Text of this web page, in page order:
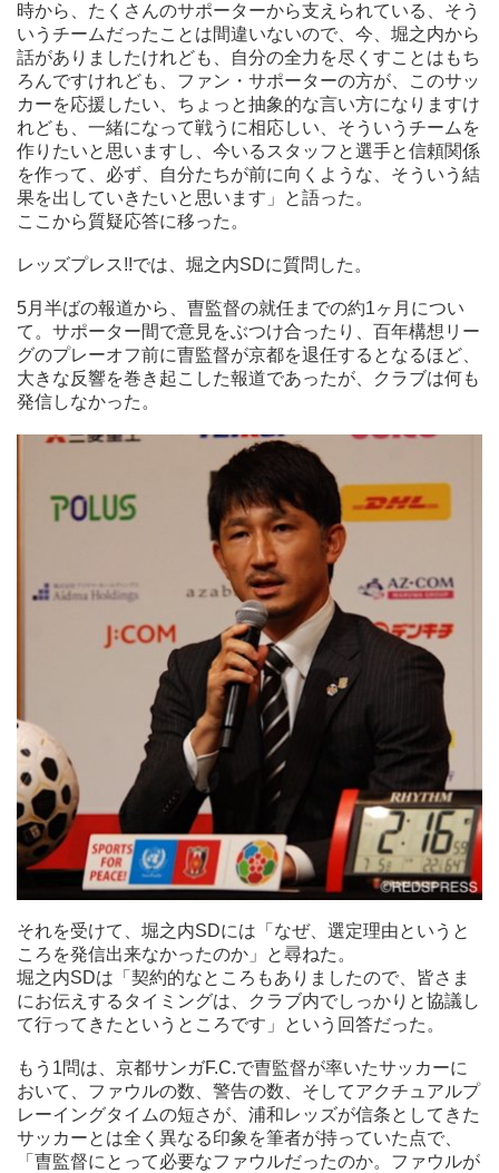
レッズプレス!!では、堀之内SDに質問した。
5月半ばの報道から、曺監督の就任までの約1ヶ月について。サ
ポーター間で意見をぶつけ合ったり、百年構想リーグのプレー
オフ前に曺監督が京都を退任するとなるほど、大きな反響を巻
き起こした報道であったが、クラブは何も発信しなかった。
それを受けて、堀之内SDには「なぜ、選定理由というところ
を発信出来なかったのか」と尋ねた。
堀之内SDは「契約的なところもありましたので、皆さまにお
伝えするタイミングは、クラブ内でしっかりと協議して行って
きたというところです」という回答だった。
もう1問は、京都サンガF.C.で曺監督が率いたサッカーにおい
て、ファウルの数、警告の数、そしてアクチュアルプレーイン
グタイムの短さが、浦和レッズが信条としてきたサッカーとは
要なファウルだったのか。ファウルが起こるシチュエーション
や位置について、どのように考察してきたか」を尋ねた。
時から、たくさんのサポーターから支えられている、そう
いうチームだったことは間違いないので、今、堀之内から
話がありましたけれども、自分の全力を尽くすことはもち
ろんですけれども、ファン・サポーターの方が、このサッ
カーを応援したい、ちょっと抽象的な言い方になりますけ
れども、一緒になって戦うに相応しい、そういうチームを
作りたいと思いますし、今いるスタッフと選手と信頼関係
を作って、必ず、自分たちが前に向くような、そういう結
果を出していきたいと思います」と語った。
ここから質疑応答に移った。
レッズプレス!!では、堀之内SDに質問した。
5月半ばの報道から、曺監督の就任までの約1ヶ月につい
て。サポーター間で意見をぶつけ合ったり、百年構想リー
グのプレーオフ前に曺監督が京都を退任するとなるほど、
大きな反響を巻き起こした報道であったが、クラブは何も
発信しなかった。
それを受けて、堀之内SDには「なぜ、選定理由というと
ころを発信出来なかったのか」と尋ねた。
堀之内SDは「契約的なところもありましたので、皆さま
にお伝えするタイミングは、クラブ内でしっかりと協議し
て行ってきたというところです」という回答だった。
もう1問は、京都サンガF.C.で曺監督が率いたサッカーに
おいて、ファウルの数、警告の数、そしてアクチュアルプ
レーイングタイムの短さが、浦和レッズが信条としてきた
サッカーとは全く異なる印象を筆者が持っていた点で、
「曺監督にとって必要なファウルだったのか。ファウルが